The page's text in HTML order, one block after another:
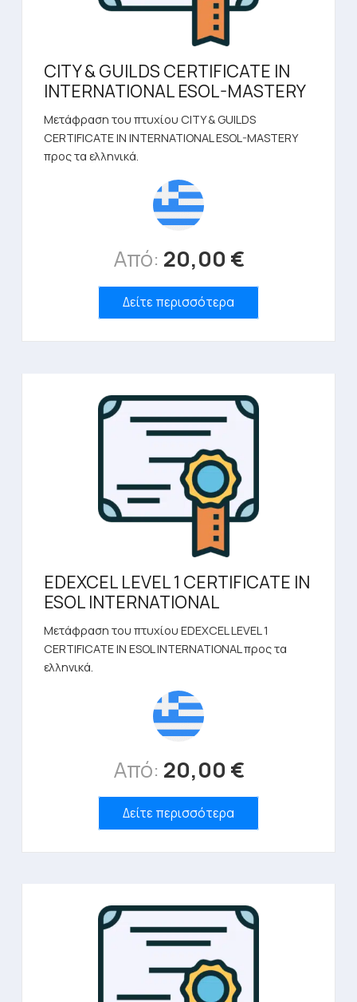
CITY & GUILDS CERTIFICATE IN
INTERNATIONAL ESOL-MASTERY
Μετάφραση του πτυχίου CITY & GUILDS
CERTIFICATE IN INTERNATIONAL ESOL-MASTERY
προς τα ελληνικά.
Από: 20,00 €
Δείτε περισσότερα
EDEXCEL LEVEL 1 CERTIFICATE IN
ESOL INTERNATIONAL
Μετάφραση του πτυχίου EDEXCEL LEVEL 1
CERTIFICATE IN ESOL INTERNATIONAL προς τα
ελληνικά.
Από: 20,00 €
Δείτε περισσότερα